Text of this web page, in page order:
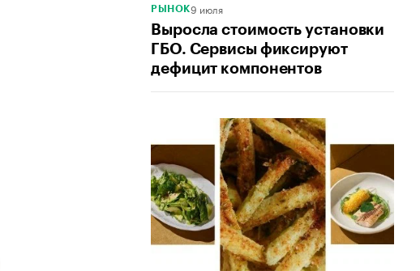
РЫНОК9 июля
Выросла стоимость установки
ГБО. Сервисы фиксируют
дефицит компонентов